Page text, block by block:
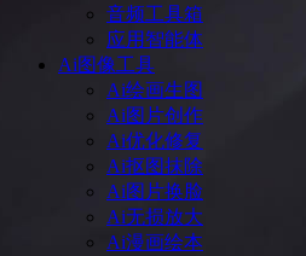
音频工具箱
应用智能体
Ai图像工具
Ai绘画生图
Ai图片创作
Ai优化修复
Ai抠图抹除
Ai图片换脸
Ai无损放大
Ai漫画绘本